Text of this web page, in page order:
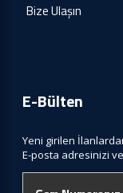
Bize Ulaşın
E-Bülten
Yeni girilen
E-posta adresinizi